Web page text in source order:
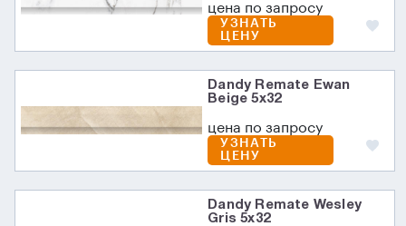
цена по запросу
УЗНАТЬ
ЦЕНУ
Dandy Remate Ewan
Beige 5x32
цена по запросу
УЗНАТЬ
ЦЕНУ
Dandy Remate Wesley
Gris 5x32